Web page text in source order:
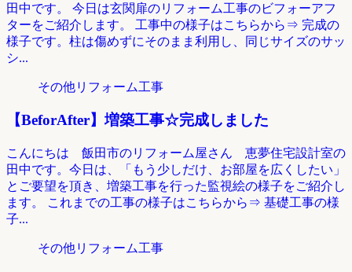
田中です。 今日は玄関扉のリフォーム工事のビフォーアフ
ターをご紹介します。 工事中の様子はこちらから⇒ 完成の
様子です。柱は傷めずにそのまま利用し、同じサイズのサッ
シ...
その他リフォーム工事
【BeforAfter】増築工事☆完成しました
こんにちは 飯田市のリフォーム屋さん 恵夢住宅設計室の
田中です。今日は、「もう少しだけ、お部屋を広くしたい」
とご要望を頂き、増築工事を行った監視絵の様子をご紹介し
ます。 これまでの工事の様子はこちらから⇒ 基礎工事の様
子...
その他リフォーム工事